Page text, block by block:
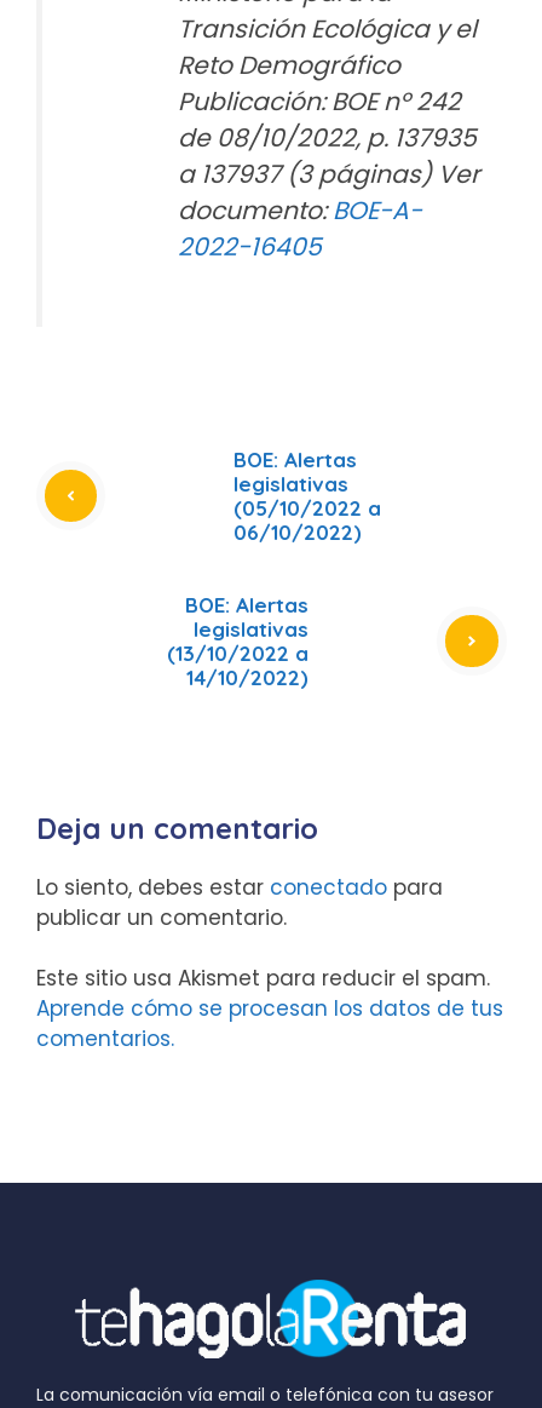
Transición Ecológica y el
Reto Demográfico
Publicación: BOE nº 242
de 08/10/2022, p. 137935
a 137937 (3 páginas) Ver
documento:BOE-A-
2022-16405
BOE: Alertas
legislativas
(05/10/2022 a
06/10/2022)
BOE: Alertas
legislativas
(13/10/2022 a
14/10/2022)
Deja un comentario
Lo siento, debes estar conectado para
publicar un comentario.
Este sitio usa Akismet para reducir el spam.
Aprende cómo se procesan los datos de tus
comentarios.
La comunicación vía email o telefónica con tu asesor